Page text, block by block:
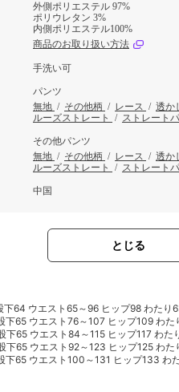
外側ポリエステル 97%
ポリウレタン 3%
内側ポリエステル100%
商品のお取り扱い方法
手洗い可
パンツ
無地 / その他柄 / レース / 透か
ルーズストレート
/ ストレート
その他パンツ
無地 / その他柄 / レース / 透か
ルーズストレート
/ ストレート
中国
とじる
下64 ウエスト65～96 ヒップ98 わたり
下65 ウエスト76～107 ヒップ109 わ
下65 ウエスト84～115 ヒップ117 わた
下65 ウエスト92～123 ヒップ125 わた
下65 ウエスト100～131 ヒップ133 わ